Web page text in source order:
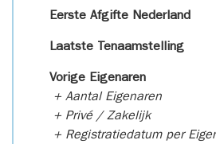
Eerste Afgifte Nederland
Laatste Tenaamstelling
Vorige Eigenaren
+ Aantal Eigenaren
+ Privé / Zakelijk
+ Registratiedatum per